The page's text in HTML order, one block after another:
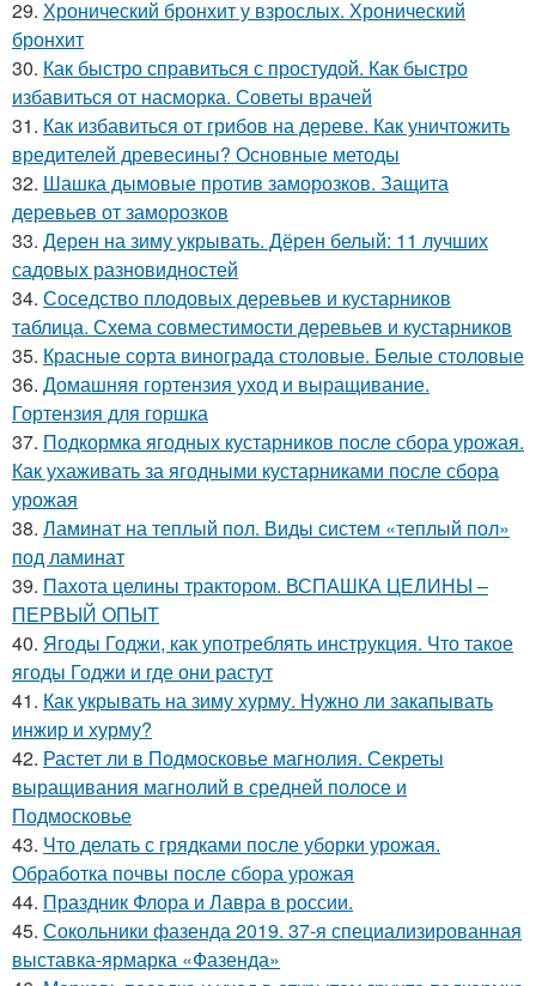
29. Хронический бронхит у взрослых. Хронический
бронхит
30. Как быстро справиться с простудой. Как быстро
избавиться от насморка. Советы врачей
31. Как избавиться от грибов на дереве. Как уничтожить
вредителей древесины? Основные методы
32. Шашка дымовые против заморозков. Защита
деревьев от заморозков
33. Дерен на зиму укрывать. Дёрен белый: 11 лучших
садовых разновидностей
34. Соседство плодовых деревьев и кустарников
таблица. Схема совместимости деревьев и кустарников
35. Красные сорта винограда столовые. Белые столовые
36. Домашняя гортензия уход и выращивание.
Гортензия для горшка
37. Подкормка ягодных кустарников после сбора урожая.
Как ухаживать за ягодными кустарниками после сбора
урожая
38. Ламинат на теплый пол. Виды систем «теплый пол»
под ламинат
39. Пахота целины трактором. ВСПАШКА ЦЕЛИНЫ –
ПЕРВЫЙ ОПЫТ
40. Ягоды Годжи, как употреблять инструкция. Что такое
ягоды Годжи и где они растут
41. Как укрывать на зиму хурму. Нужно ли закапывать
инжир и хурму?
42. Растет ли в Подмосковье магнолия. Секреты
выращивания магнолий в средней полосе и
Подмосковье
43. Что делать с грядками после уборки урожая.
Обработка почвы после сбора урожая
44. Праздник Флора и Лавра в россии.
45. Сокольники фазенда 2019. 37-я специализированная
выставка-ярмарка «Фазенда»